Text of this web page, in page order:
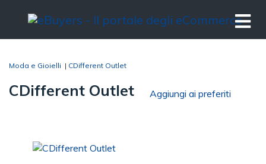
Moda e Gioielli | CDifferent Outlet
CDifferent Outlet Aggiungi ai preferiti